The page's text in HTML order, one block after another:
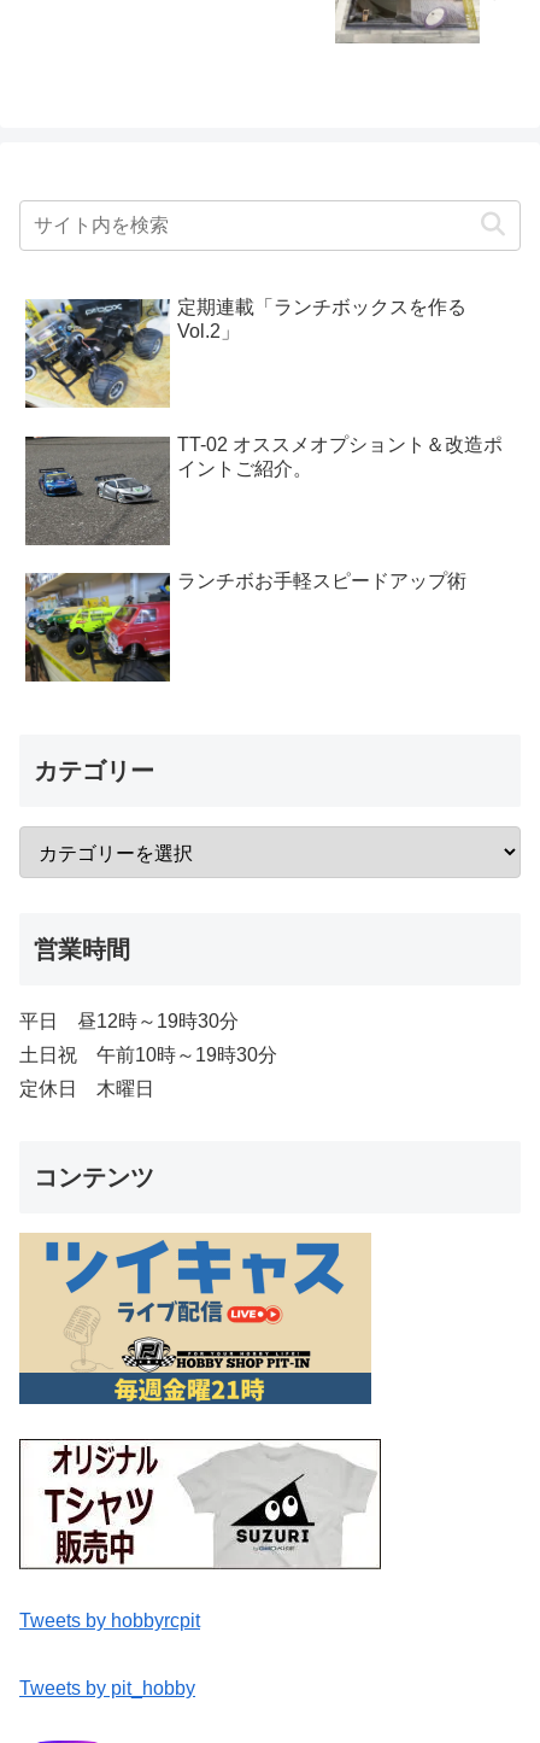
定期連載「ランチボックスを作る
Vol.2」
TT-02 オススメオプショント＆改造ポ
イントご紹介。
ランチボお手軽スピードアップ術
カテゴリー
営業時間
平日 昼12時～19時30分
土日祝 午前10時～19時30分
定休日 木曜日
コンテンツ
Tweets by hobbyrcpit
Tweets by pit_hobby